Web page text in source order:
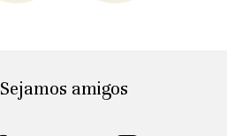
Sejamos amigos